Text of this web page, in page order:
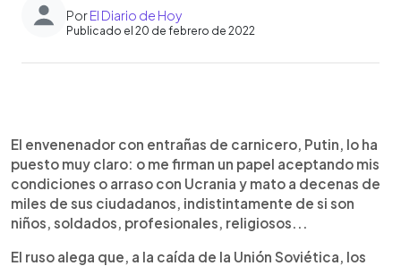
PorEl Diario de Hoy
Publicado el 20 de febrero de 2022
Escuchar artículo
El envenenador con entrañas de carnicero, Putin, lo ha
puesto muy claro: o me firman un papel aceptando mis
condiciones o arraso con Ucrania y mato a decenas de
miles de sus ciudadanos, indistintamente de si son
niños, soldados, profesionales, religiosos...
El ruso alega que, a la caída de la Unión Soviética, los